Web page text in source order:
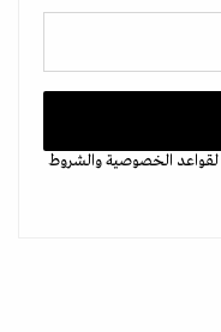
لقواعد الخصوصيةوالشروط